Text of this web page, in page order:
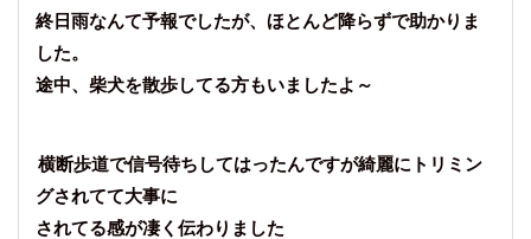
終日雨なんて予報でしたが、ほとんど降らずで助かりま
した。
途中、柴犬を散歩してる方もいましたよ～
横断歩道で信号待ちしてはったんですが綺麗にトリミン
グされてて大事に
されてる感が凄く伝わりました